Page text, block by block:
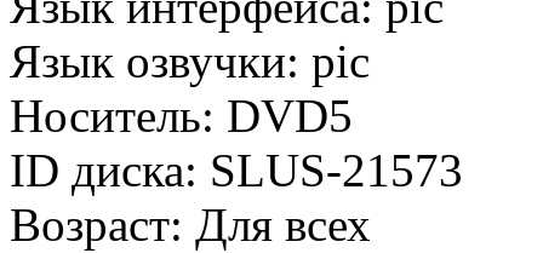
Язык озвучки: pic
Носитель: DVD5
ID диска: SLUS-21573
Возраст: Для всех